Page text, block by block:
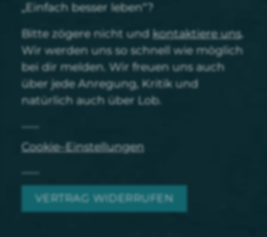
„Einfach besser leben“?
Bitte zögere nicht und kontaktiere uns.
Wir werden uns so schnell wie möglich
bei dir melden. Wir freuen uns auch
über jede Anregung, Kritik und
natürlich auch über Lob.
Cookie–Einstellungen
VERTRAG WIDERRUFEN